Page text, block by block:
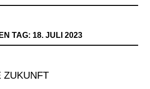
TAG: 18. JULI 2023
ZUKUNFT